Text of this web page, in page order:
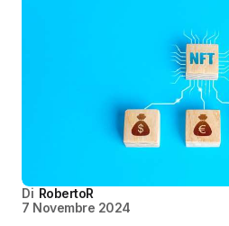
Di RobertoR
7 Novembre 2024